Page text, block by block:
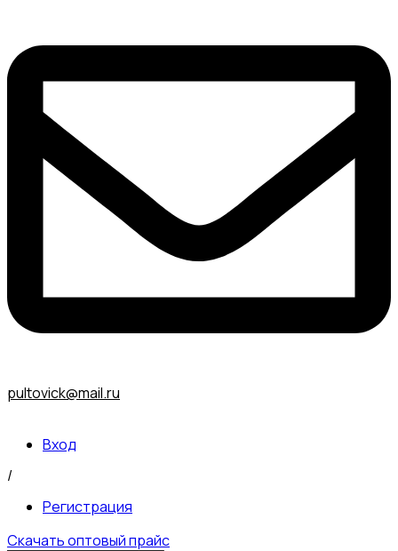
pultovick@mail.ru
Вход
/
Регистрация
Скачать оптовый прайс